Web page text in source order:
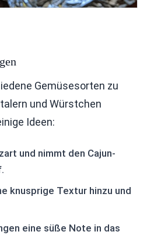
Gemüsesorten zu
und Würstchen
Ideen:
und nimmt den Cajun-
knusprige Textur hinzu und
eine süße Note in das